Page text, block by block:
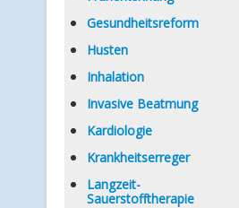
Gesundheitsreform
Husten
Inhalation
Invasive Beatmung
Kardiologie
Krankheitserreger
Langzeit-
Sauerstofftherapie